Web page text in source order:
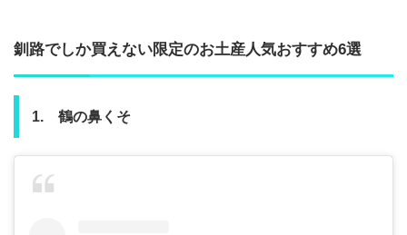
釧路でしか買えない限定のお土産人気おすすめ6選
1. 鶴の鼻くそ